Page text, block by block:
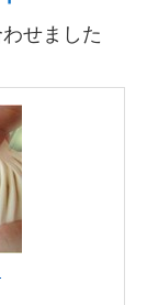
せました